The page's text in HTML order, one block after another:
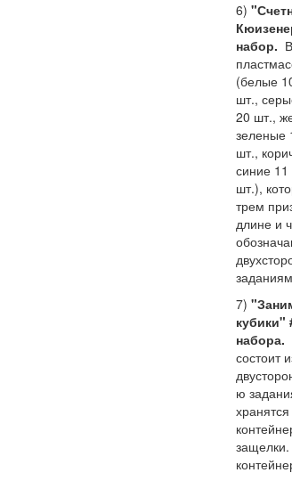
6)
набор.
(белые
шт.,
20 шт.,
зеленые
шт.,
синие
шт.),
трем
длине и
7)
кубики"
набора.
состоит
ю